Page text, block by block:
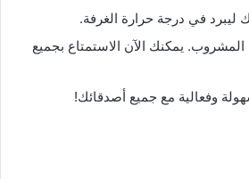
في درجة حرارة الغرفة.
يمكنك الآن الاستمتاع بجميع
وفعالية مع جميع أصدقائك!